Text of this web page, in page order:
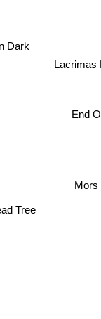
Lacrimas
End
Mors
Dark
Tree